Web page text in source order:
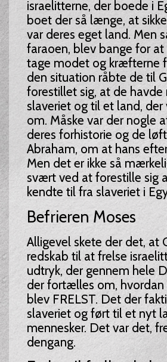
israelitterne, der boede i
boet der så længe, at
var deres eget land. Men
faraoen, blev bange for
tage modet og kræfterne
den situation råbte de til
forestillet sig, at de
slaveriet og til et land, der
om. Måske var der nogle
deres forhistorie og de
Abraham, om at hans
Men det er ikke så
svært ved at forestille sig
kendte til fra slaveriet i
Befrieren Moses
Alligevel skete der det, at
redskab til at frelse
udtryk, der gennem hele
der fortælles om,
blev FRELST. Det der
slaveriet og ført til et nyt
mennesker. Det var det,
dengang.